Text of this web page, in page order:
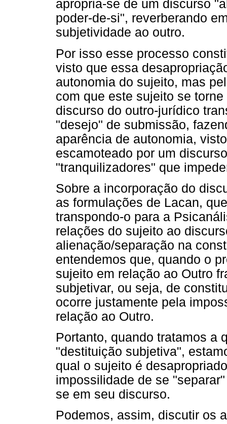
apropria-se de um discurso
poder-de-si", reverberando
subjetividade ao outro.
Por isso esse processo
visto que essa
autonomia do sujeito, mas
com que este sujeito se
discurso do outro-jurídico
"desejo" de submissão,
aparência de autonomia,
escamoteado por um
"tranquilizadores" que
Sobre a incorporação do
as formulações de Lacan,
transpondo-o para a
relações do sujeito ao
alienação/separação na
entendemos que, quando o
sujeito em relação ao Outro
subjetivar, ou seja, de
ocorre justamente pela
relação ao Outro.
Portanto, quando tratamos a
"destituição subjetiva",
qual o sujeito é
impossilidade de se
se em seu discurso.
Podemos, assim, discutir os